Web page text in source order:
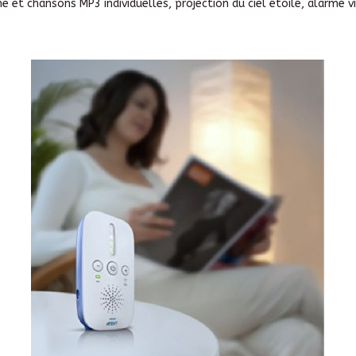
et chansons MP3 individuelles, projection du ciel étoilé, alarme